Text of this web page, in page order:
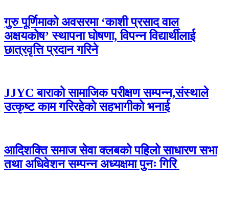
गुरु पूर्णिमाको अवसरमा ‘काशी प्रसाद वाल
अक्षयकोष’ स्थापना घोषणा, विपन्न विद्यार्थीलाई
छात्रवृत्ति प्रदान गरिने
JJYC बाराको सामाजिक परीक्षण सम्पन्न,संस्थाले
उत्कृष्ट काम गरिरहेको सहभागीको भनाई
आदिशक्ति समाज सेवा क्लबको पहिलो साधारण सभा
तथा अधिवेशन सम्पन्न अध्यक्षमा पुनः गिरि